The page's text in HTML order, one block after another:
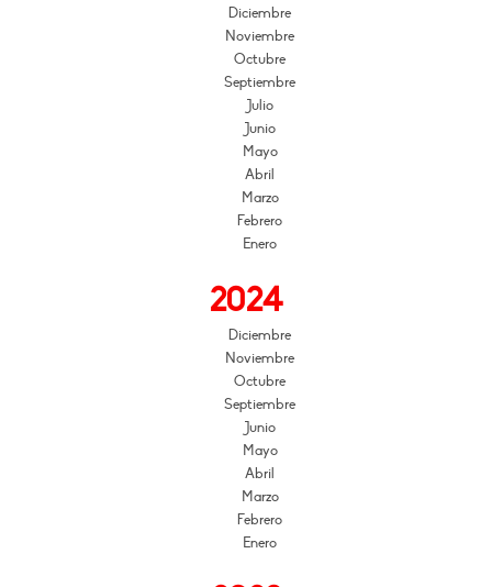
Diciembre
Noviembre
Octubre
Septiembre
Julio
Junio
Mayo
Abril
Marzo
Febrero
Enero
2024
Diciembre
Noviembre
Octubre
Septiembre
Junio
Mayo
Abril
Marzo
Febrero
Enero